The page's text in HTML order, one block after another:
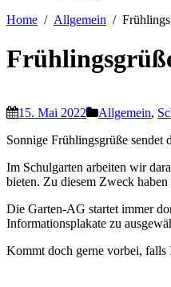
Home
Allgemein
15. Mai 2022 Allgemein,
Sonnige Frühlingsgrüße sendet
Im Schulgarten arbeiten wir
bieten. Zu diesem Zweck
Die Garten-AG startet immer
Informationsplakate zu
Kommt doch gerne vorbei, falls